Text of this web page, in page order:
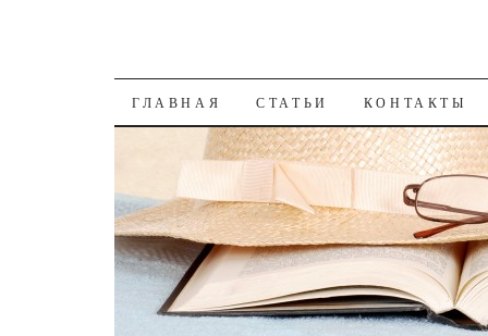
К СОДЕРЖАНИЮ
ГЛАВНАЯ СТАТЬИ КОНТАКТЫ